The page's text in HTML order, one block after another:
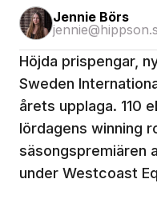
Jennie Börs
Höjda prispengar,
Sweden
årets upplaga. 110
lördagens winning
säsongspremiären
under Westcoast